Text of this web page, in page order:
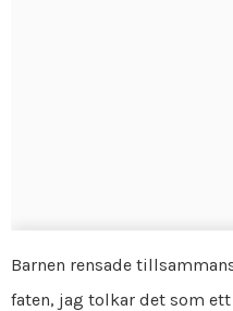
Barnen rensade
faten, jag tolkar det som